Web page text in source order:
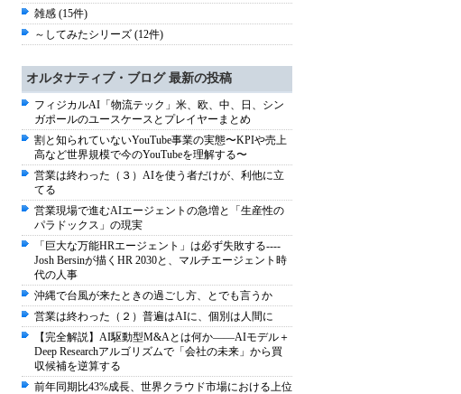
雑感 (15件)
～してみたシリーズ (12件)
オルタナティブ・ブログ 最新の投稿
フィジカルAI「物流テック」米、欧、中、日、シン
ガポールのユースケースとプレイヤーまとめ
割と知られていないYouTube事業の実態〜KPIや売上
高など世界規模で今のYouTubeを理解する〜
営業は終わった（３）AIを使う者だけが、利他に立
てる
営業現場で進むAIエージェントの急増と「生産性の
パラドックス」の現実
「巨大な万能HRエージェント」は必ず失敗する----
Josh Bersinが描くHR 2030と、マルチエージェント時
代の人事
沖縄で台風が来たときの過ごし方、とでも言うか
営業は終わった（２）普遍はAIに、個別は人間に
【完全解説】AI駆動型M&Aとは何か――AIモデル＋
Deep Researchアルゴリズムで「会社の未来」から買
収候補を逆算する
前年同期比43%成長、世界クラウド市場における上位